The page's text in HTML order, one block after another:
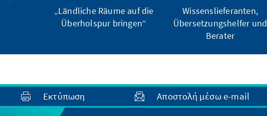
„Ländliche Räume auf die
Überholspur bringen“
Wissenslieferanten,
Übersetzungshelfer und
Berater
Εκτύπωση Αποστολή μέσω e-mail